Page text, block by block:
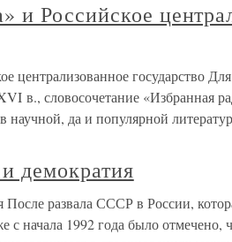
и Российское
централизованное государство
в., словосочетание «Избранная
да и популярной
демократия
После развала СССР в России,
с начала 1992 года было отмечено,